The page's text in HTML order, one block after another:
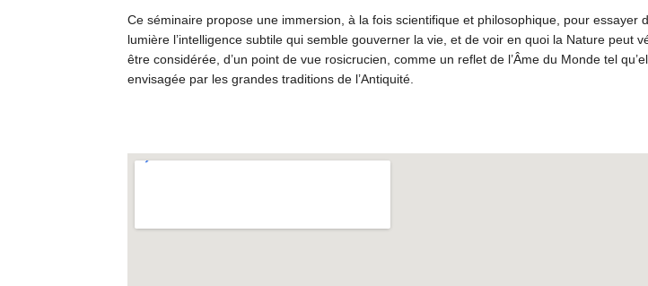
Ce séminaire propose une immersion, à la fois scientifique et philosophique, pour essayer
lumière l’intelligence subtile qui semble gouverner la vie, et de voir en quoi la Nature peut
être considérée, d’un point de vue rosicrucien, comme un reflet de l’Âme du Monde tel
envisagée par les grandes traditions de l’Antiquité.